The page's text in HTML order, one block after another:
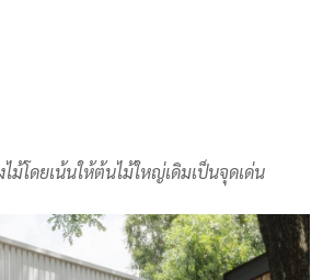
ม้โดยเน้นให้ต้นไม้ใหญ่เดิมเป็นจุดเด่น